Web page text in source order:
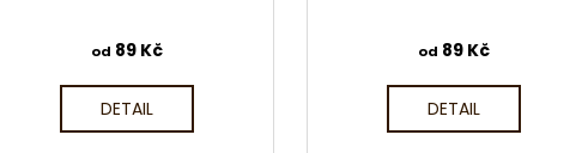
od 89 Kč
DETAIL
od 89 Kč
DETAIL